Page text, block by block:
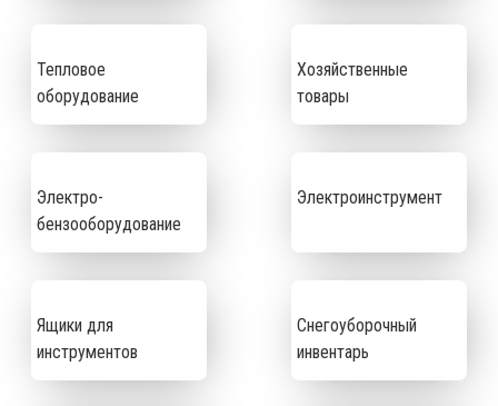
Тепловое
оборудование
Хозяйственные
товары
Электро-
бензооборудование
Электроинструмент
Ящики для
инструментов
Снегоуборочный
инвентарь